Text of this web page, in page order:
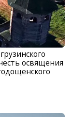
освящения